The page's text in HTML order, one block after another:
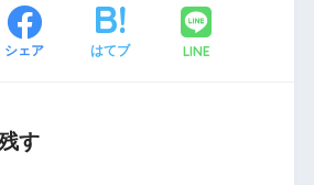
シェア はてブ LINE
す